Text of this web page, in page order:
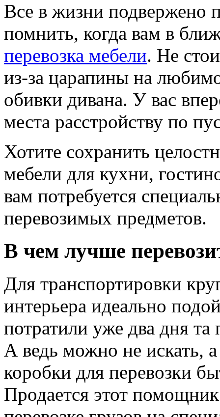
Все в жизни подвержено
помнить, когда вам в
перевозка мебели. Не
из-за царапины на
обивки дивана. У вас
места расстройству по
Хотите сохранить
мебели для кухни,
вам потребуется
перевозимых предметов.
В чем лучше
Для транспортировки
интерьера идеально
потратили уже два дня та
А ведь можно не искать,
коробки для перевозки
Продается этот